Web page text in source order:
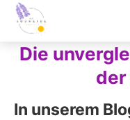
Die
der
In unserem